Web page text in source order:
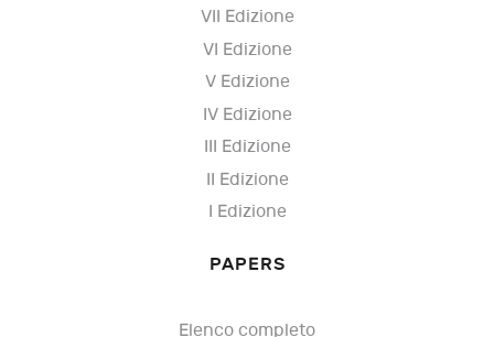
VII Edizione
VI Edizione
V Edizione
IV Edizione
III Edizione
II Edizione
I Edizione
PAPERS
Elenco completo